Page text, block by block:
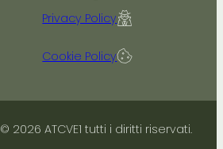
Privacy Policy
Cookie Policy
© 2026 ATCVE1 tutti i diritti riservati.